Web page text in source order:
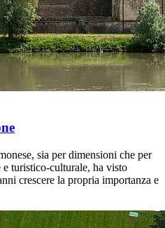
sia per dimensioni che per
turistico-culturale, ha visto
crescere la propria importanza e